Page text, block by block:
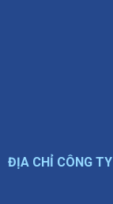
ĐỊA CHỈ CÔNG TY